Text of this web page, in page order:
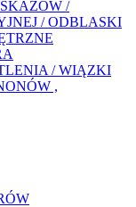
/
/ ODBLASKI
/ WIĄZKI
,